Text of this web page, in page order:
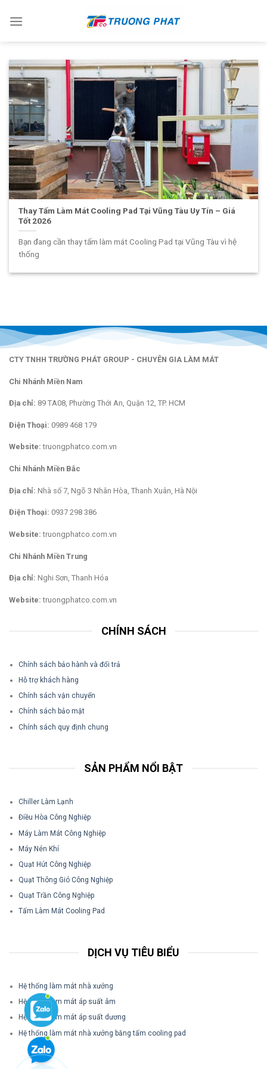
Thay Tấm Làm Mát Cooling Pad Tại Vũng Tàu Uy Tín – Giá
Tốt 2026
Bạn đang cần thay tấm làm mát Cooling Pad tại Vũng Tàu vì hệ
thống
CTY TNHH TRƯỜNG PHÁT GROUP - CHUYÊN GIA LÀM MÁT
Chi Nhánh Miền Nam
Địa chỉ: 89 TA08, Phường Thới An, Quận 12, TP. HCM
Điện Thoại: 0989 468 179
Website: truongphatco.com.vn
Chi Nhánh Miền Bắc
Địa chỉ: Nhà số 7, Ngõ 3 Nhân Hòa, Thanh Xuân, Hà Nội
Điện Thoại: 0937 298 386
Website: truongphatco.com.vn
Chi Nhánh Miền Trung
Địa chỉ: Nghi Sơn, Thanh Hóa
Website: truongphatco.com.vn
CHÍNH SÁCH
Chính sách bảo hành và đổi trả
Hỗ trợ khách hàng
Chính sách vận chuyển
Chính sách bảo mật
Chính sách quy định chung
SẢN PHẨM NỔI BẬT
Chiller Làm Lạnh
Điều Hòa Công Nghiệp
Máy Làm Mát Công Nghiệp
Máy Nén Khí
Quạt Hút Công Nghiệp
Quạt Thông Gió Công Nghiệp
Quạt Trần Công Nghiệp
Tấm Làm Mát Cooling Pad
DỊCH VỤ TIÊU BIỂU
Hệ thống làm mát nhà xưởng
Hệ thống làm mát áp suất âm
Hệ thống làm mát áp suất dương
Hệ thống làm mát nhà xưởng bằng tấm cooling pad